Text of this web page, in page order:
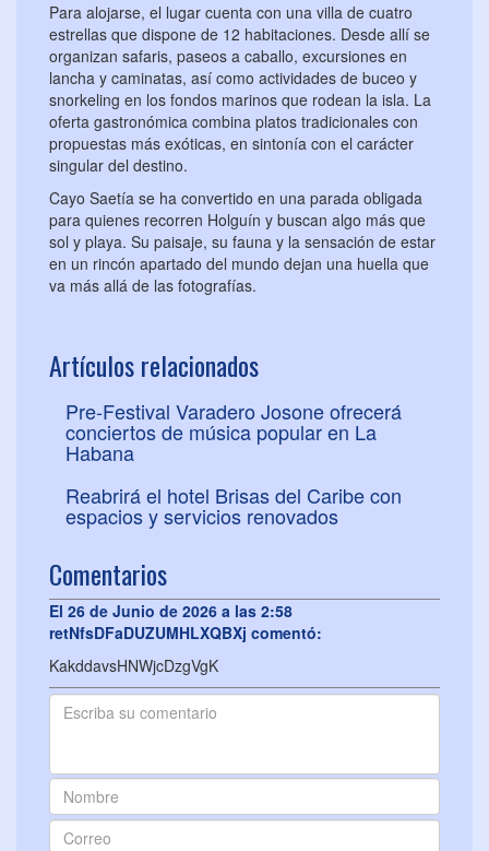
Para alojarse, el lugar cuenta con una villa de cuatro
estrellas que dispone de 12 habitaciones. Desde allí se
organizan safaris, paseos a caballo, excursiones en
lancha y caminatas, así como actividades de buceo y
snorkeling en los fondos marinos que rodean la isla. La
oferta gastronómica combina platos tradicionales con
propuestas más exóticas, en sintonía con el carácter
singular del destino.
Cayo Saetía se ha convertido en una parada obligada
para quienes recorren Holguín y buscan algo más que
sol y playa. Su paisaje, su fauna y la sensación de estar
en un rincón apartado del mundo dejan una huella que
va más allá de las fotografías.
Artículos relacionados
Pre-Festival Varadero Josone ofrecerá
conciertos de música popular en La
Habana
Reabrirá el hotel Brisas del Caribe con
espacios y servicios renovados
Comentarios
El 26 de Junio de 2026 a las 2:58
retNfsDFaDUZUMHLXQBXj comentó:
KakddavsHNWjcDzgVgK